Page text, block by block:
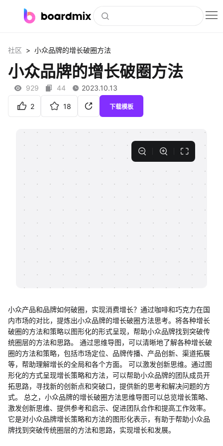
社区资源
下载
客户案例
支持
帮助中心
社区 > 小众品牌的增长破圈方法
小众品牌的增长破圈方法
929 44 2023.10.13
2 18 下载模板
小众产品和品牌如何破圈，实现消费增长？通过咖啡和巧克力在国
内市场的对比，提炼出小众品牌的增长破圈方法思考。将各种增长
破圈的方法和策略以图形化的形式呈现，帮助小众品牌找到突破传
统圈层的方法和思路。 通过思维导图，可以清晰地了解各种增长破
圈的方法和策略，包括市场定位、品牌传播、产品创新、渠道拓展
等，帮助理解增长的全局和各个方面。 可以激发创新思维。通过图
形化的方式呈现增长策略和方法，可以帮助小众品牌的团队成员开
拓思路，寻找新的创新点和突破口，提供新的思考和解决问题的方
式。 总之，小众品牌的增长破圈方法思维导图可以总览增长策略、
激发创新思维、提供参考和启示、促进团队合作和提高工作效率。
它是对小众品牌增长策略和方法的图形化表示，有助于帮助小众品
牌找到突破传统圈层的方法和思路，实现增长和发展。